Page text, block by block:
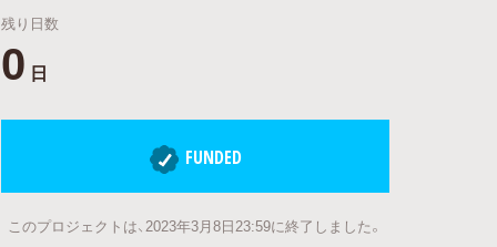
残り日数
0 日
FUNDED
このプロジェクトは、2023年3月8日23:59に終了しました。